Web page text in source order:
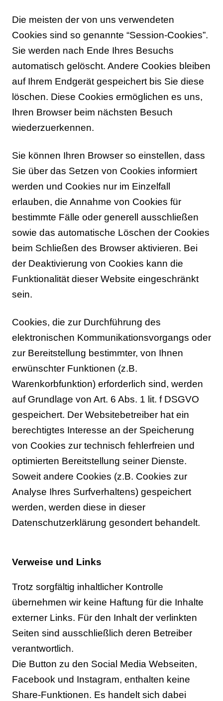
Die meisten der von uns verwendeten
Cookies sind so genannte “Session-Cookies”.
Sie werden nach Ende Ihres Besuchs
automatisch gelöscht. Andere Cookies bleiben
auf Ihrem Endgerät gespeichert bis Sie diese
löschen. Diese Cookies ermöglichen es uns,
Ihren Browser beim nächsten Besuch
wiederzuerkennen.
Sie können Ihren Browser so einstellen, dass
Sie über das Setzen von Cookies informiert
werden und Cookies nur im Einzelfall
erlauben, die Annahme von Cookies für
bestimmte Fälle oder generell ausschließen
sowie das automatische Löschen der Cookies
beim Schließen des Browser aktivieren. Bei
der Deaktivierung von Cookies kann die
Funktionalität dieser Website eingeschränkt
sein.
Cookies, die zur Durchführung des
elektronischen Kommunikationsvorgangs oder
zur Bereitstellung bestimmter, von Ihnen
erwünschter Funktionen (z.B.
Warenkorbfunktion) erforderlich sind, werden
auf Grundlage von Art. 6 Abs. 1 lit. f DSGVO
gespeichert. Der Websitebetreiber hat ein
berechtigtes Interesse an der Speicherung
von Cookies zur technisch fehlerfreien und
optimierten Bereitstellung seiner Dienste.
Soweit andere Cookies (z.B. Cookies zur
Analyse Ihres Surfverhaltens) gespeichert
werden, werden diese in dieser
Datenschutzerklärung gesondert behandelt.
Verweise und Links
Trotz sorgfältig inhaltlicher Kontrolle
übernehmen wir keine Haftung für die Inhalte
externer Links. Für den Inhalt der verlinkten
Seiten sind ausschließlich deren Betreiber
verantwortlich.
Die Button zu den Social Media Webseiten,
Facebook und Instagram, enthalten keine
Share-Funktionen. Es handelt sich dabei